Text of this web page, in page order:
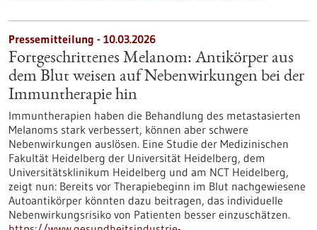
Pressemitteilung - 10.03.2026
Fortgeschrittenes Melanom: Antikörper aus
dem Blut weisen auf Nebenwirkungen bei der
Immuntherapie hin
Immuntherapien haben die Behandlung des metastasierten
Melanoms stark verbessert, können aber schwere
Nebenwirkungen auslösen. Eine Studie der Medizinischen
Fakultät Heidelberg der Universität Heidelberg, dem
Universitätsklinikum Heidelberg und am NCT Heidelberg,
zeigt nun: Bereits vor Therapiebeginn im Blut nachgewiesene
Autoantikörper könnten dazu beitragen, das individuelle
Nebenwirkungsrisiko von Patienten besser einzuschätzen.